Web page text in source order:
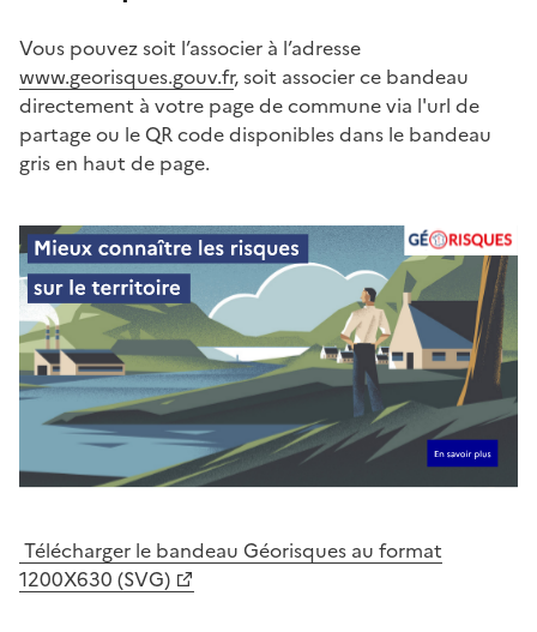
Vous pouvez soit l’associer à l’adresse
www.georisques.gouv.fr, soit associer ce bandeau
directement à votre page de commune via l'url de
partage ou le QR code disponibles dans le bandeau
gris en haut de page.
Télécharger le bandeau Géorisques au format
1200X630 (SVG)